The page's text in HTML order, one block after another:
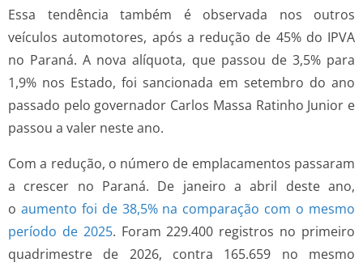
Essa tendência também é observada nos outros
veículos automotores, após a redução de 45% do IPVA
no Paraná. A nova alíquota, que passou de 3,5% para
1,9% nos Estado, foi sancionada em setembro do ano
passado pelo governador Carlos Massa Ratinho Junior e
passou a valer neste ano.
Com a redução, o número de emplacamentos passaram
a crescer no Paraná. De janeiro a abril deste ano,
o aumento foi de 38,5% na comparação com o mesmo
período de 2025. Foram 229.400 registros no primeiro
quadrimestre de 2026, contra 165.659 no mesmo